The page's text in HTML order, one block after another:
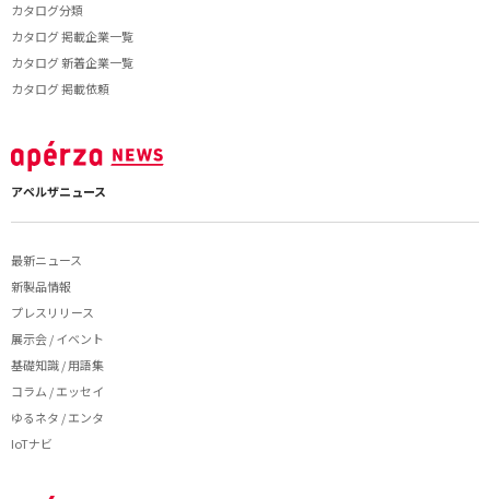
カタログ分類
カタログ 掲載企業一覧
カタログ 新着企業一覧
カタログ 掲載依頼
アペルザニュース
最新ニュース
新製品情報
プレスリリース
展示会 / イベント
基礎知識 / 用語集
コラム / エッセイ
ゆるネタ / エンタ
IoTナビ